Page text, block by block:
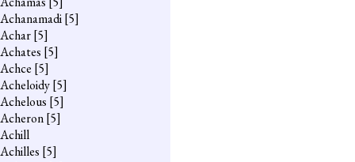
Achanamadi[5]
Achar[5]
Achates [5]
Achce [5]
Acheloidy[5]
Achelous [5]
Acheron[5]
Achill
Achilles [5]